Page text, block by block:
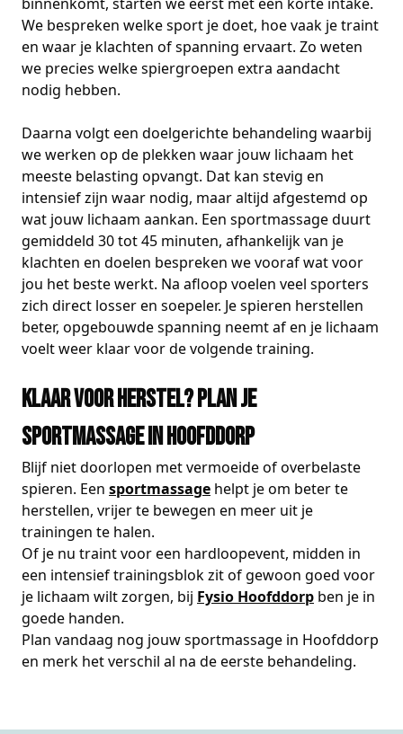
We bespreken welke sport je doet, hoe vaak je traint
en waar je klachten of spanning ervaart. Zo weten
we precies welke spiergroepen extra aandacht
nodig hebben.
Daarna volgt een doelgerichte behandeling waarbij
we werken op de plekken waar jouw lichaam het
meeste belasting opvangt. Dat kan stevig en
intensief zijn waar nodig, maar altijd afgestemd op
wat jouw lichaam aankan. Een sportmassage duurt
gemiddeld 30 tot 45 minuten, afhankelijk van je
klachten en doelen bespreken we vooraf wat voor
jou het beste werkt. Na afloop voelen veel sporters
zich direct losser en soepeler. Je spieren herstellen
beter, opgebouwde spanning neemt af en je lichaam
voelt weer klaar voor de volgende training.
Klaar voor herstel? Plan je
sportmassage in Hoofddorp
Blijf niet doorlopen met vermoeide of overbelaste
spieren. Een sportmassage helpt je om beter te
herstellen, vrijer te bewegen en meer uit je
trainingen te halen.
Of je nu traint voor een hardloopevent, midden in
een intensief trainingsblok zit of gewoon goed voor
je lichaam wilt zorgen, bij Fysio Hoofddorp ben je in
goede handen.
Plan vandaag nog jouw sportmassage in Hoofddorp
en merk het verschil al na de eerste behandeling.